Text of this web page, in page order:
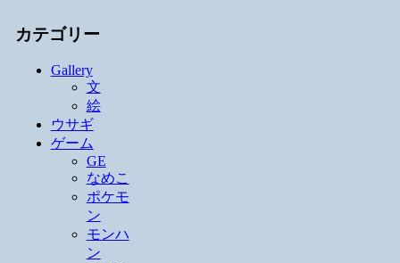
カテゴリー
Gallery
文
絵
ウサギ
ゲーム
GE
なめこ
ポケモ
ン
モンハ
ン